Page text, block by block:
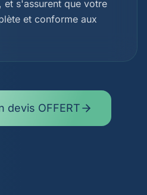
et s'assurent que votre
et conforme aux
devis OFFERT